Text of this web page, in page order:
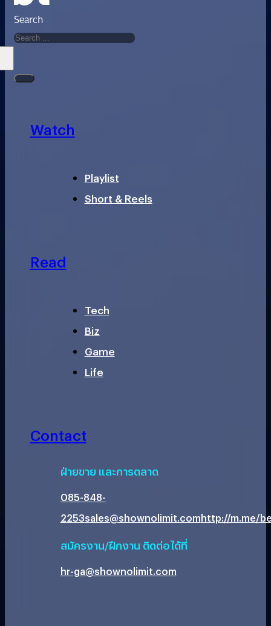
Search
Watch
Playlist
Short & Reels
Read
Tech
Biz
Game
Life
Contact
ฝ่ายขาย และการตลาด
085-848-
2253sales@shownolimit.comhttp://m.me/
สมัครงาน/ฝึกงาน ติดต่อได้ที่
hr-ga@shownolimit.com